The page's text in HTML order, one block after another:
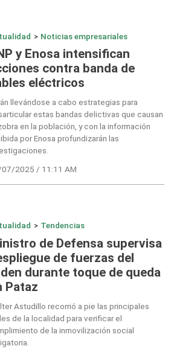
> Noticias empresariales
y Enosa intensifican
contra banda de
eléctricos
llevándose a cabo estrategias para
estas bandas delictivas que causan
en la población, y con la información
por Enosa profundizarán las
2025 / 11:11 AM
> Tendencias
de Defensa supervisa
de fuerzas del
durante toque de queda
Pataz
Astudillo recorrió a pie las principales
de la localidad para verificar el
de la inmovilización social